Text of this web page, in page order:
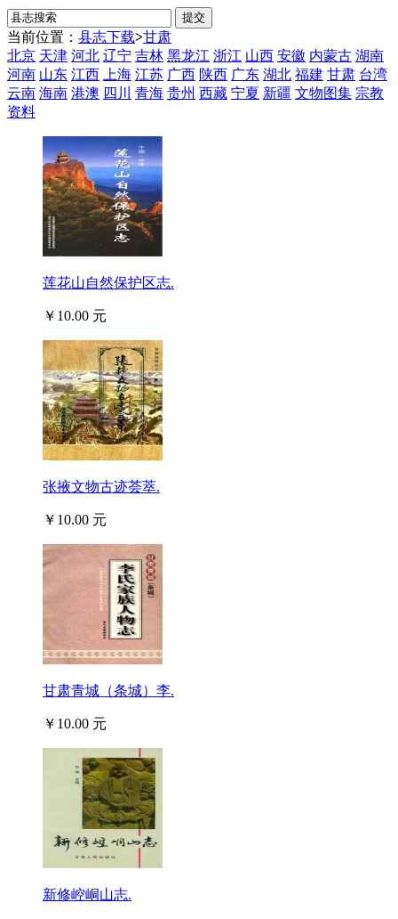
当前位置： 县志下载>甘肃
北京 天津 河北 辽宁 吉林 黑龙江 浙江 山西 安徽 内蒙古 湖南
河南 山东 江西 上海 江苏 广西 陕西 广东 湖北 福建 甘肃 台湾
云南 海南 港澳 四川 青海 贵州 西藏 宁夏 新疆 文物图集 宗教
资料
莲花山自然保护区志.
￥10.00 元
张掖文物古迹荟萃.
￥10.00 元
甘肃青城（条城）李.
￥10.00 元
新修崆峒山志.